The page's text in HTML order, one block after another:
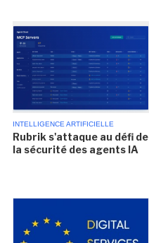
INTELLIGENCE ARTIFICIELLE
Rubrik s'attaque au défi de
la sécurité des agents IA